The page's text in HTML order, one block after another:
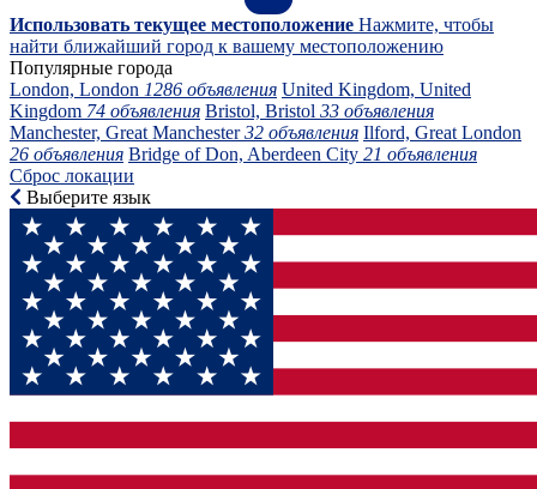
Использовать текущее местоположение Нажмите, чтобы
найти ближайший город к вашему местоположению
Популярные города
London, London 1286 объявления United Kingdom, United
Kingdom 74 объявления Bristol, Bristol 33 объявления
Manchester, Great Manchester32 объявления Ilford, Great London
26 объявления Bridge of Don, Aberdeen City 21 объявления
Сброс локации
Выберите язык